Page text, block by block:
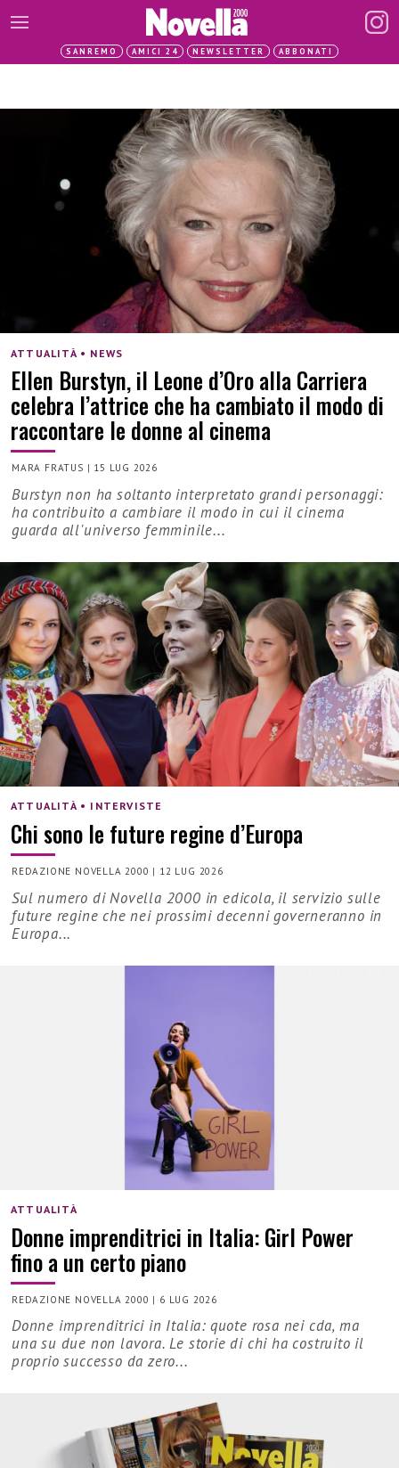
SANREMO AMICI 24 NEWSLETTER ABBONATI
ATTUALITÀ • NEWS
Ellen Burstyn, il Leone d’Oro alla Carriera
celebra l’attrice che ha cambiato il modo di
raccontare le donne al cinema
MARA FRATUS | 15 LUG 2026
Burstyn non ha soltanto interpretato grandi personaggi:
ha contribuito a cambiare il modo in cui il cinema
guarda all'universo femminile...
ATTUALITÀ • INTERVISTE
Chi sono le future regine d’Europa
REDAZIONE NOVELLA 2000 | 12 LUG 2026
Sul numero di Novella 2000 in edicola, il servizio sulle
future regine che nei prossimi decenni governeranno in
Europa...
ATTUALITÀ
Donne imprenditrici in Italia: Girl Power
fino a un certo piano
REDAZIONE NOVELLA 2000 | 6 LUG 2026
Donne imprenditrici in Italia: quote rosa nei cda, ma
una su due non lavora. Le storie di chi ha costruito il
proprio successo da zero...